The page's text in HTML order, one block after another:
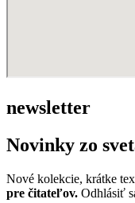
newsletter
Novinky zo
Nové kolekcie, krátke
pre čitateľov. Odhlásiť